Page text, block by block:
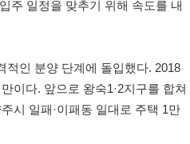
주 일정을 맞추기 위해 속도를 내
적인 분양 단계에 돌입했다. 2018
이다. 앞으로 왕숙1·2지구를 합쳐
시 일패·이패동 일대로 주택 1만